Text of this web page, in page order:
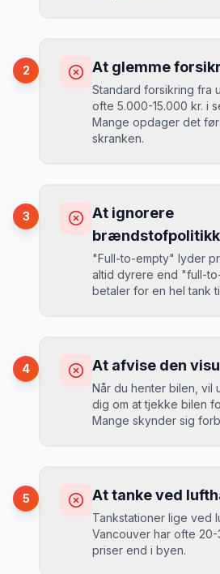
Du betaler 30-50%
biler er udsolgt.
Løsning
MJ
Mikkels erfaring
“I august 2024 så jeg
Vancouver stige fra
kr/dag på bare 2
2 At glemme
Standard forsikring fra
ofte 5.000-15.000 kr. i
Mange opdager det
skranken.
Ved selv en mindre
opkrævet tusindvis af
Løsning
Book altid med fuld
MJ
Mikkels erfaring
“ En lille bule i døren
kr. i selvrisiko. Siden
3
At ignorere
"Full-to-empty" lyder
altid dyrere end "full-
betaler for en hel tank
Du betaler 20-30%
da udlejeren tager høje
Løsning
4 At afvise den
Når du henter bilen, vil
dig om at tjekke bilen
Mange skynder sig
Du kan blive opkrævet
var der før du fik bilen.
Løsning
5 At tanke ved
Tankstationer lige ved
Vancouver har ofte
priser end i byen.